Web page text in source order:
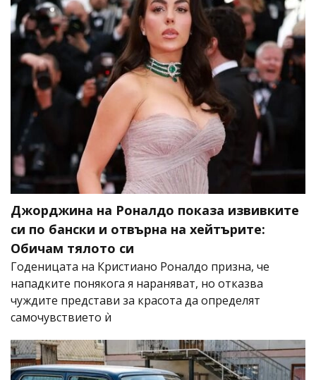
Джорджина на Роналдо показа извивките
си по бански и отвърна на хейтърите:
Обичам тялото си
Годеницата на Кристиано Роналдо призна, че
нападките понякога я нараняват, но отказва
чуждите представи за красота да определят
самочувствието ѝ